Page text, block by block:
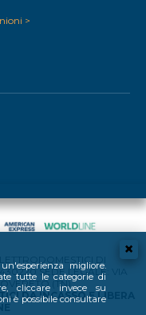
migliore.
tutte le categorie di
cliccare invece su
è possibile consultare
>
DI
SEDE LEGALE: VIA
(TN)
DA INCASSO E LIBERA